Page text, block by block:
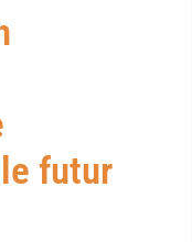
futur